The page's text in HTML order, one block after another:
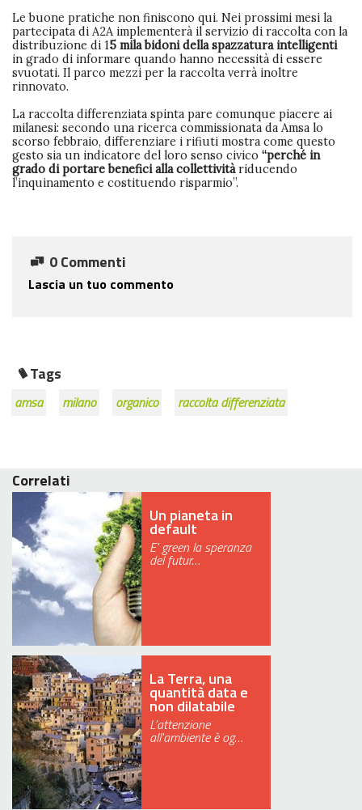
Le buone pratiche non finiscono qui. Nei prossimi mesi la
partecipata di A2A implementerà il servizio di raccolta con la
distribuzione di 15 mila bidoni della spazzatura intelligenti
in grado di informare quando hanno necessità di essere
svuotati. Il parco mezzi per la raccolta verrà inoltre
rinnovato.
La raccolta differenziata spinta pare comunque piacere ai
milanesi: secondo una ricerca commissionata da Amsa lo
scorso febbraio, differenziare i rifiuti mostra come questo
gesto sia un indicatore del loro senso civico “perché in
grado di portare benefici alla collettivitàriducendo
l’inquinamento e costituendo risparmio”.
0 Commenti
Lascia un tuo commento
Tags
amsa milano organico raccolta differenziata
Correlati
Un pianeta in
default
E' green la speranza
del futur…
La Terra, una
quantità data e
non dilatabile
L'attenzione
all'ambiente è og…